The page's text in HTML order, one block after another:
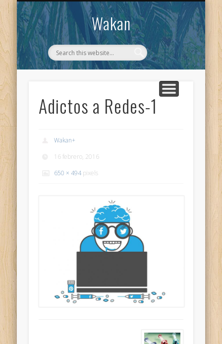
Wakan
WAKAN
CONTACTO
Adictos a Redes-1
Wakan+
16 febrero, 2016
650 × 494 pixels